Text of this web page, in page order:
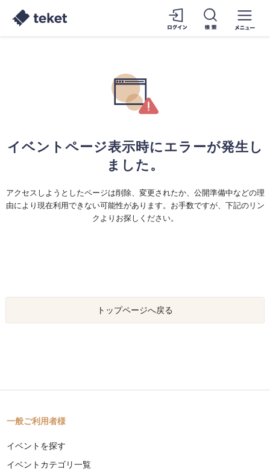
イベントページ表示時にエラーが発生し
ました。
アクセスしようとしたページは削除、変更されたか、公開準備中などの理
由により現在利用できない可能性があります。お手数ですが、下記のリン
クよりお探しください。
トップページへ戻る
一般ご利用者様
イベントを探す
イベントカテゴリ一覧